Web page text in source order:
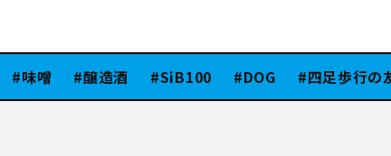
味噌 醸造酒 SiB100 DOG 四足歩行の友達